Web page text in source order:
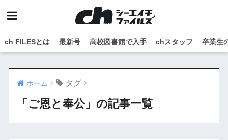
ch FILESとは 最新号 高校図書館で入手 chスタッフ 卒業生
ホーム タグ
「ご恩と奉公」の記事一覧